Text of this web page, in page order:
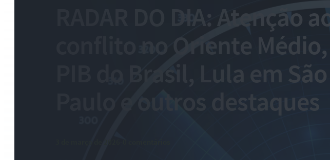
RADAR DO DIA: Atenção ao
conflito no Oriente Médio,
PIB do Brasil, Lula em São
Paulo e outros destaques